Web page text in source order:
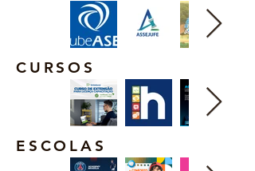
CURSOS
ESCOLAS